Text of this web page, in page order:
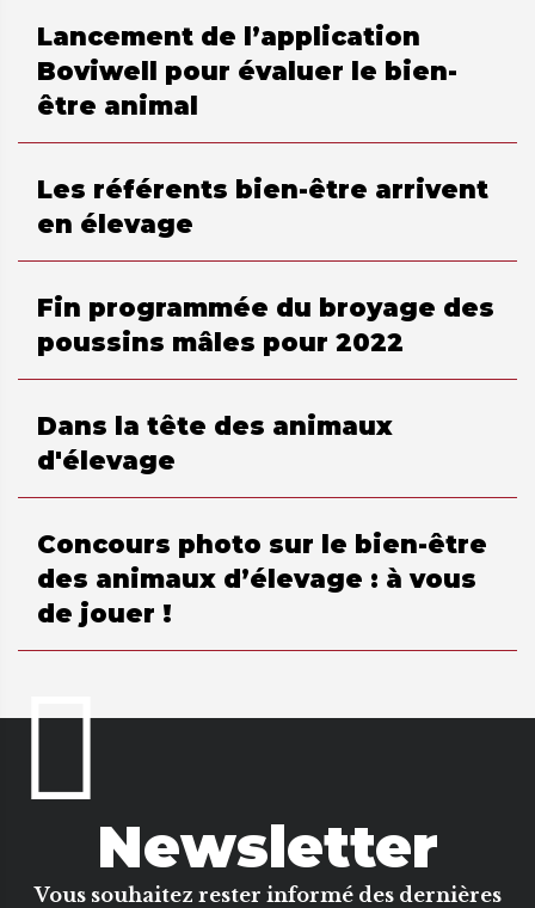
Lancement de l’application
Boviwell pour évaluer le bien-
être animal
Les référents bien-être arrivent
en élevage
Fin programmée du broyage des
poussins mâles pour 2022
Dans la tête des animaux
d'élevage
Concours photo sur le bien-être
des animaux d’élevage : à vous
de jouer !
Newsletter
Vous souhaitez rester informé des dernières